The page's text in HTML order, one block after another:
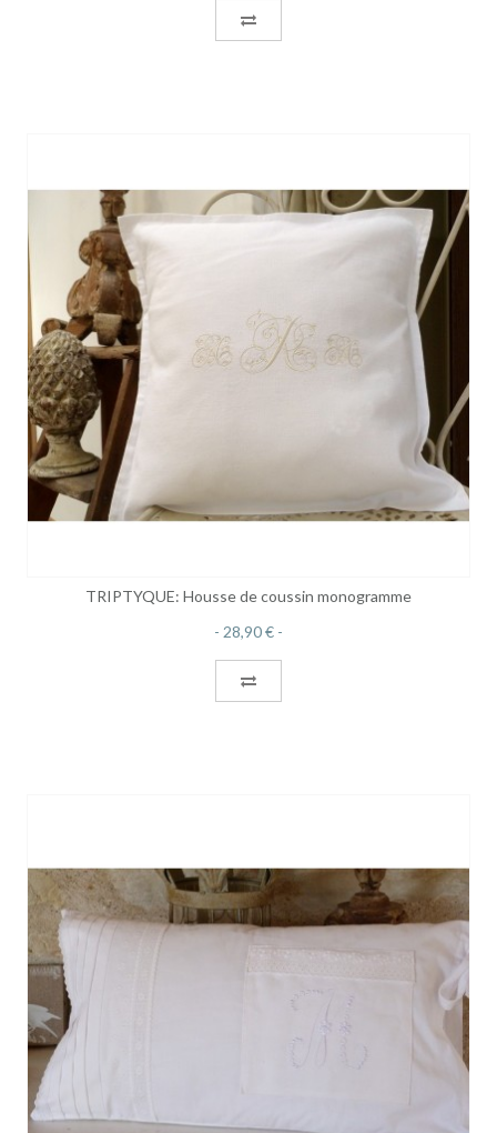
TRIPTYQUE: Housse de coussin monogramme
28,90 €